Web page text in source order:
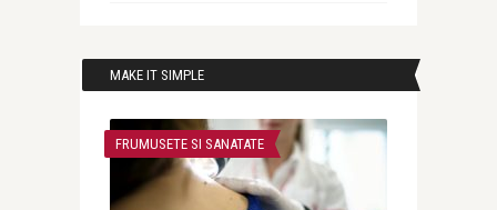
MAKE IT SIMPLE
FRUMUSETE SI SANATATE